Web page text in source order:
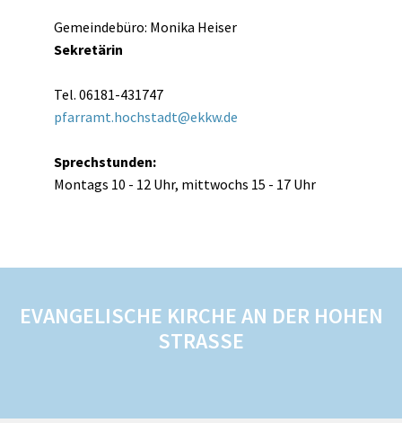
Gemeindebüro: Monika Heiser
Sekretärin
Tel. 06181-431747
pfarramt.hochstadt@ekkw.de
Sprechstunden:
Montags 10 - 12 Uhr, mittwochs 15 - 17 Uhr
EVANGELISCHE KIRCHE AN DER HOHEN
STRASSE